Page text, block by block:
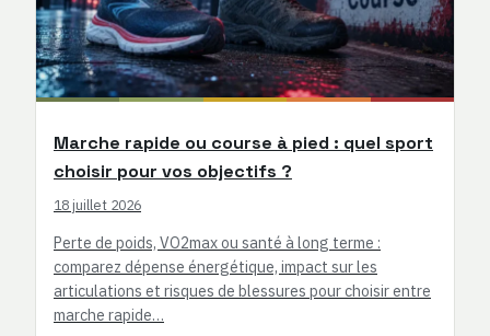
Marche rapide ou course à pied : quel sport
choisir pour vos objectifs ?
18 juillet 2026
Perte de poids, VO2max ou santé à long terme :
comparez dépense énergétique, impact sur les
articulations et risques de blessures pour choisir entre
marche rapide…